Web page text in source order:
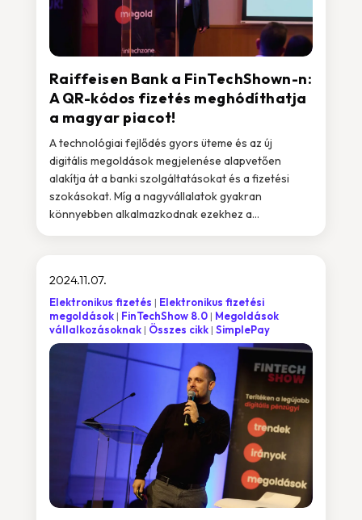
Raiffeisen Bank a FinTechShown-n:
A QR-kódos fizetés meghódíthatja
a magyar piacot!
A technológiai fejlődés gyors üteme és az új
digitális megoldások megjelenése alapvetően
alakítja át a banki szolgáltatásokat és a fizetési
szokásokat. Míg a nagyvállalatok gyakran
könnyebben alkalmazkodnak ezekhez a...
2024.11.07.
Elektronikus fizetés
Elektronikus fizetési
megoldások
FinTechShow 8.0
Megoldások
vállalkozásoknak
Összes cikk SimplePay